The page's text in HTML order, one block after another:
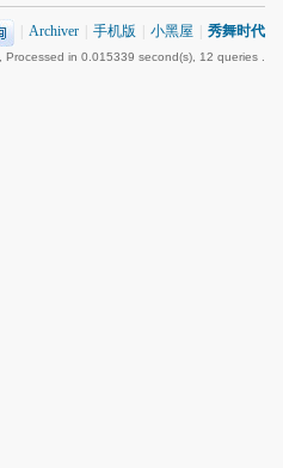
Archiver 手机版 小黑屋 秀舞时代
, Processed in 0.015339 second(s), 12 queries .